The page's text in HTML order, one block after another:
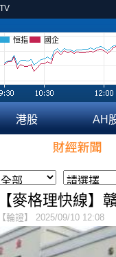
恒指 國企
港股 AH
【麥格理快線】
【輪證】 2025/09/10 12:08